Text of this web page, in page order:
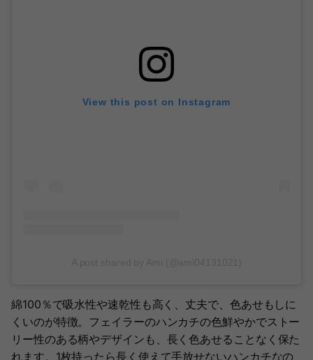
View this post on Instagram
綿100％で吸水性や速乾性も高く、丈夫で、色あせもしに
くいのが特徴。フェイラーのハンカチの色鮮やかでストー
リー性のある柄やデザインも、長く色あせることなく保た
れます。1枚持ったら長く使えて手放せないハンカチなの